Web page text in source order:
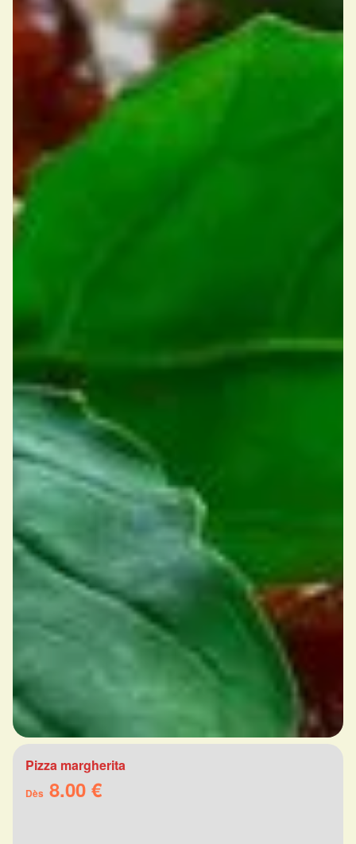
Pizza margherita
Dès 8.00 €